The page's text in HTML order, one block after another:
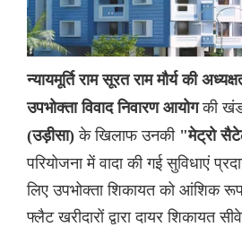
न्यायमूर्ति राम सूरत राम मौर्य की
उपभोक्ता विवाद निवारण आयोगकी
(उड़ीसा) के खिलाफ उनकी "मेट्रो
परियोजना में वादा की गई सुविधाएं
लिए उपभोक्ता शिकायत को आंशिक
फ्लैट खरीदारों द्वारा दायर शिकायत